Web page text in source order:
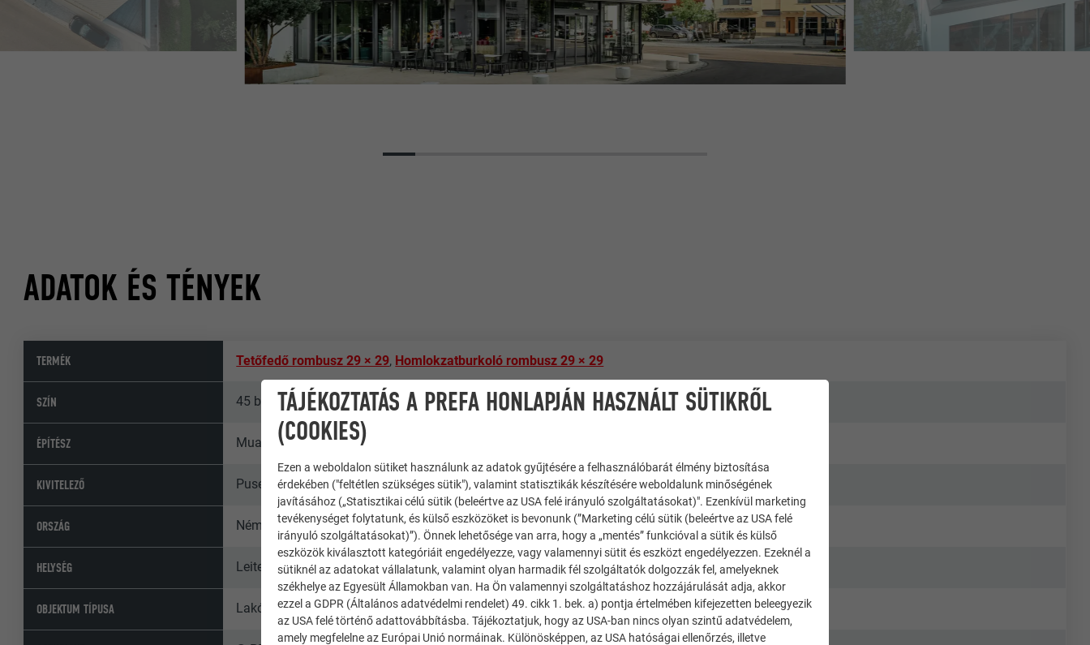
ADATOK ÉS TÉNYEK
TERMÉK Tetőfedő rombusz 29 × 29, Homlokzatburkoló rombusz 29 × 29
SZÍN 45 bronz
ÉPÍTÉSZ Muamer Omerovic Architekten
KIVITELEZŐ Puser GmbH
ORSZÁG Németország
HELYSÉG Leitershofen
OBJEKTUM TÍPUSA Lakóépületek és apartmanházak, Cégépület, Szállodák és gasztronómia
TÁJÉKOZTATÁS A PREFA HONLAPJÁN HASZNÁLT SÜTIKRŐL
(COOKIES)
Ezen a weboldalon sütiket használunk az adatok gyűjtésére a felhasználóbarát élmény biztosítása
érdekében ("feltétlen szükséges sütik"), valamint statisztikák készítésére weboldalunk minőségének
javításához („Statisztikai célú sütik (beleértve az USA felé irányuló szolgáltatásokat)". Ezenkívül marketing
tevékenységet folytatunk, és külső eszközöket is bevonunk (”Marketing célú sütik (beleértve az USA felé
irányuló szolgáltatásokat)”). Önnek lehetősége van arra, hogy a „mentés” funkcióval a sütik és külső
eszközök kiválasztott kategóriáit engedélyezze, vagy valamennyi sütit és eszközt engedélyezzen. Ezeknél a
sütiknél az adatokat vállalatunk, valamint olyan harmadik fél szolgáltatók dolgozzák fel, amelyeknek
székhelye az Egyesült Államokban van. Ha Ön valamennyi szolgáltatáshoz hozzájárulását adja, akkor
ezzel a GDPR (Általános adatvédelmi rendelet) 49. cikk 1. bek. a) pontja értelmében kifejezetten beleegyezik
az USA felé történő adattovábbításba. Tájékoztatjuk, hogy az USA-ban nincs olyan szintű adatvédelem,
amely megfelelne az Európai Unió normáinak. Különösképpen, az USA hatóságai ellenőrzés, illetve